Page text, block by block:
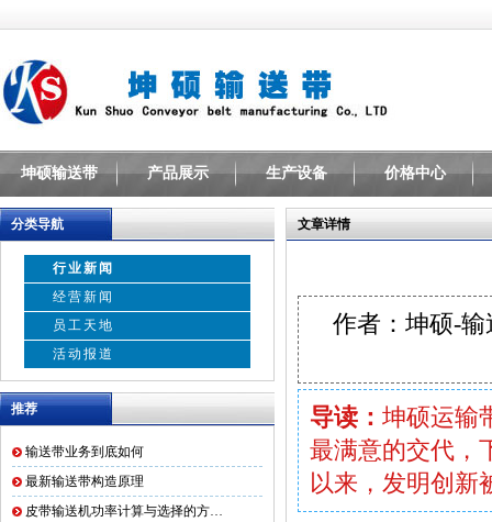
坤硕输送带 产品展示 生产设备 价格中心
分类导航
行业新闻
经营新闻
员工天地
活动报道
推荐
输送带业务到底如何
最新输送带构造原理
皮带输送机功率计算与选择的方…
文章详情
作者：坤硕-
导读： 坤硕运输
最满意的交代，
以来，发明创